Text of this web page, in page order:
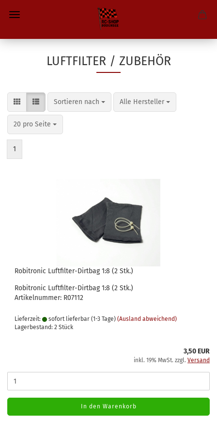
LUFTFILTER / ZUBEHÖR
Sortieren nach
Sortieren nach Alle Hersteller
pro Seite
20 pro Seite
pro Seite
1
Robitronic Luftfilter-Dirtbag 1:8 (2 Stk.)
Robitronic Luftfilter-Dirtbag 1:8 (2 Stk.)
Artikelnummer: R07112
Lieferzeit: sofort lieferbar (1-3 Tage) (Ausland abweichend)
Lagerbestand: 2 Stück
3,50 EUR
inkl. 19% MwSt. zzgl. Versand
In den Warenkorb